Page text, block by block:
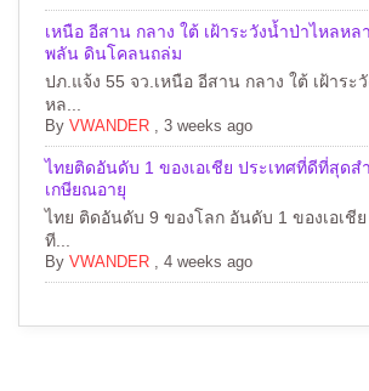
เหนือ อีสาน กลาง ใต้ เฝ้าระวังน้ำป่าไหลห
พลัน ดินโคลนถล่ม
ปภ.แจ้ง 55 จว.เหนือ อีสาน กลาง ใต้ เฝ้าระ
หล...
By VWANDER 3 weeks ago
ไทยติดอันดับ 1 ของเอเชีย ประเทศที่ดีที่สุดส
เกษียณอายุ
ไทย ติดอันดับ 9 ของโลก อันดับ 1 ของเอเชี
ที...
By VWANDER 4 weeks ago